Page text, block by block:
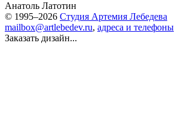
Анатоль Латотин
© 1995–2026 Студия Артемия Лебедева
mailbox@artlebedev.ru, адреса и телефоны
Заказать дизайн...